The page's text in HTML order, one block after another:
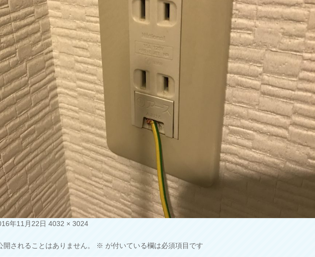
年11月22日 フ
サ
4032 × 3024
開されることはありません。
※ が付いている欄は必須項目です